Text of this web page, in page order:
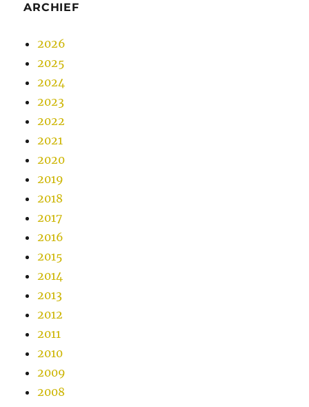
ARCHIEF
2026
2025
2024
2023
2022
2021
2020
2019
2018
2017
2016
2015
2014
2013
2012
2011
2010
2009
2008